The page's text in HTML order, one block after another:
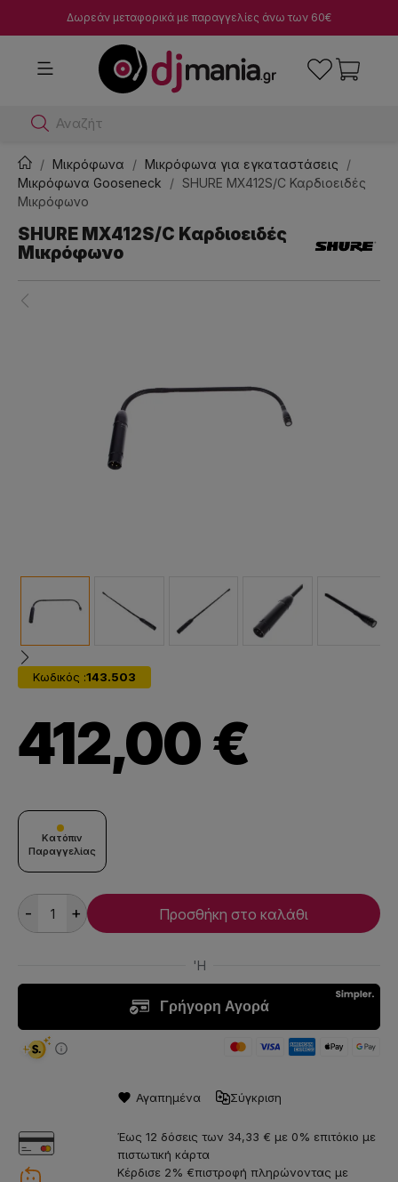
Δωρεάν μεταφορικά με παραγγελίες άνω των 60€
Αναζήτησε dj
Μικρόφωνα
Μικρόφωνα για εγκαταστάσεις
Μικρόφωνα Gooseneck
SHURE MX412S/C Καρδιοειδές
Μικρόφωνο
SHURE MX412S/C Καρδιοειδές
Μικρόφωνο
Κωδικός :143.503
412,00 €
Κατόπιν
Παραγγελίας
- + Προσθήκη στο καλάθι
Αγαπημένα Σύγκριση
Έως 12 δόσεις των 34,33 € με 0% επιτόκιο με
πιστωτική κάρτα
Κέρδισε 2% €πιστροφή πληρώνοντας με